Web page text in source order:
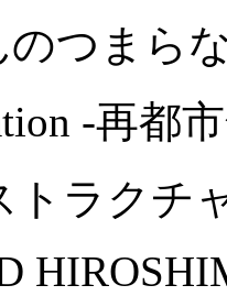
つまら
-再都
トラクチ